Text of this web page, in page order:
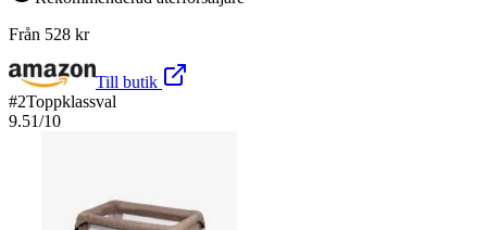
Från 528 kr
Till butik
#2Toppklassval
9.51/10